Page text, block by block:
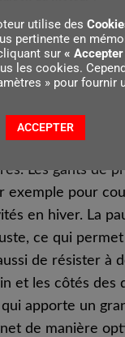
et
et les
Les gants de
exemple pour
en hiver. La
ce qui permet
de résister à
et les côtés des
apporte un
de manière
utilise des
pertinente en
sur « Accepter
les cookies.
» pour fournir
ACCEPTER